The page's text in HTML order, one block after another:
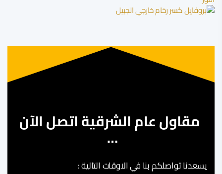
مقاول عام الشرقية اتصل الآن
…
يسعدنا تواصلكم بنا في الاوقات التالية :